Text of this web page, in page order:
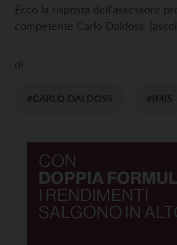
Ecco la risposta dell’assessore
competente Carlo Daldoss.
di
#CARLO DALDOSS #IMIS